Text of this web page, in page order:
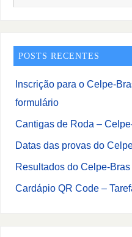
POSTS RECENTES
Inscrição para o Celpe-
formulário
Cantigas de Roda –
Datas das provas do
Resultados do Celpe-
Cardápio QR Code –